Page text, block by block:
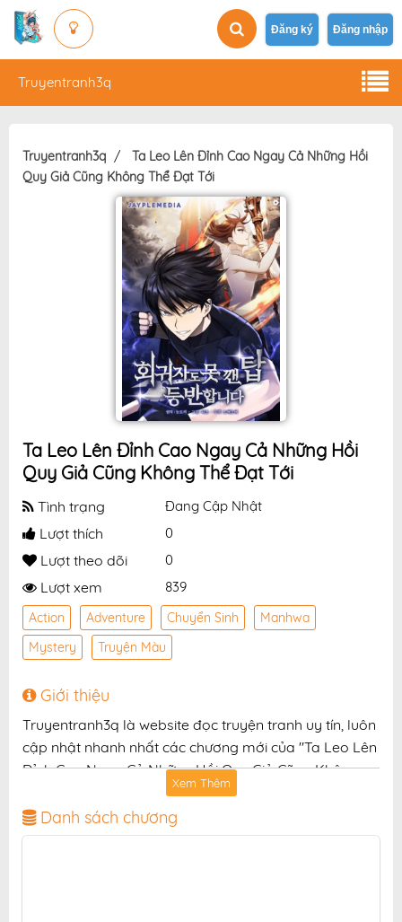
Đăng ký Đăng nhập
Truyentranh3q
Truyentranh3q
Ta Leo Lên Đỉnh Cao Ngay Cả Những Hồi
Quy Giả Cũng Không Thể Đạt Tới
Ta Leo Lên Đỉnh Cao Ngay Cả Những Hồi
Quy Giả Cũng Không Thể Đạt Tới
Tình trạng Đang Cập Nhật
Lượt thích 0
Lượt theo dõi 0
Lượt xem 839
Action Adventure Chuyển Sinh
Manhwa
Mystery
Truyện Màu
Giới thiệu
Truyentranh3q là website đọc truyện tranh uy tín, luôn
cập nhật nhanh nhất các chương mới của "Ta Leo Lên
Đỉnh Cao Ngay Cả Những Hồi Quy Giả Cũng Không
Thể Đạt Tới" với chất lượng hình ảnh sắc nét, bản dịch
chuẩn và giao diện thân thiện, mang đến trải nghiệm
đọc truyện hấp dẫn, tiện lợi, hoàn toàn miễn phí cho
Xem Thêm
Danh sách chương